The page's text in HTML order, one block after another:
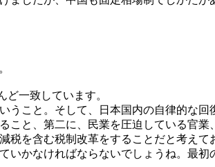
一致しています。
こと。そして、日本国内の自律的な回
と、第二に、民業を圧迫している官
を含む税制改革をすることだと考えて
かなければならないでしょうね。最